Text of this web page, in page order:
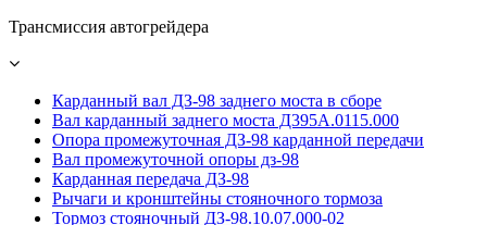
Трансмиссия автогрейдера
Карданный вал ДЗ-98 заднего моста в сборе
Вал карданный заднего моста Д395А.0115.000
Опора промежуточная ДЗ-98 карданной передачи
Вал промежуточной опоры дз-98
Карданная передача ДЗ-98
Рычаги и кронштейны стояночного тормоза
Тормоз стояночный ДЗ-98.10.07.000-02